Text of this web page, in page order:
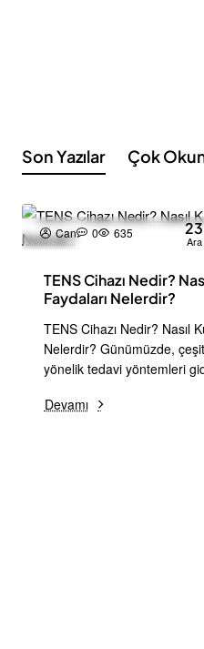
Son Yazılar Çok
23
Ara
Can 0 635
TENS Cihazı Nedir?
Faydaları Nelerdir?
TENS Cihazı Nedir? Nasıl
Nelerdir? Günümüzde, çeşitli sağlık sorunlarına
yönelik tedavi yöntemleri
(Transkutanöz Elektriksel
Devamı